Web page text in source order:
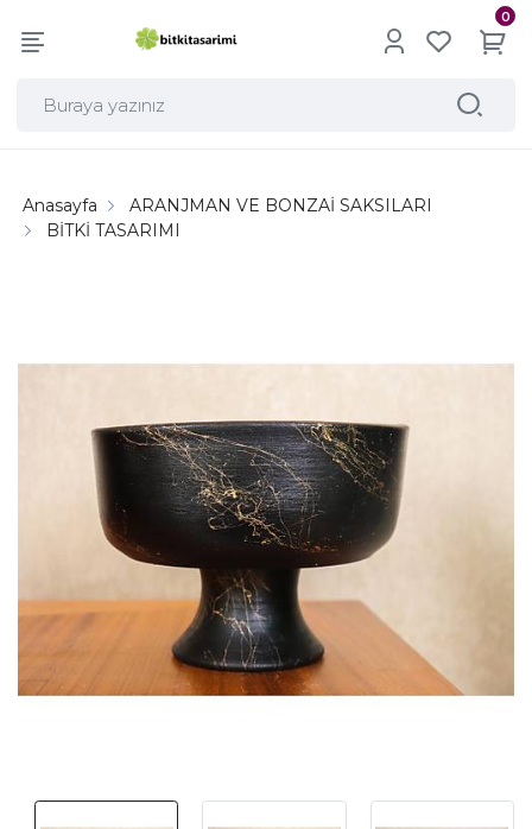
0
Anasayfa
ARANJMAN VE BONZAİ SAKSILARI
BİTKİ TASARIMI